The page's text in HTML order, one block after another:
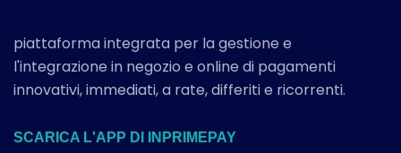
piattaforma integrata per la gestione e
l'integrazione in negozio e online di pagamenti
innovativi, immediati, a rate, differiti e ricorrenti.
SCARICA L'APP DI INPRIMEPAY